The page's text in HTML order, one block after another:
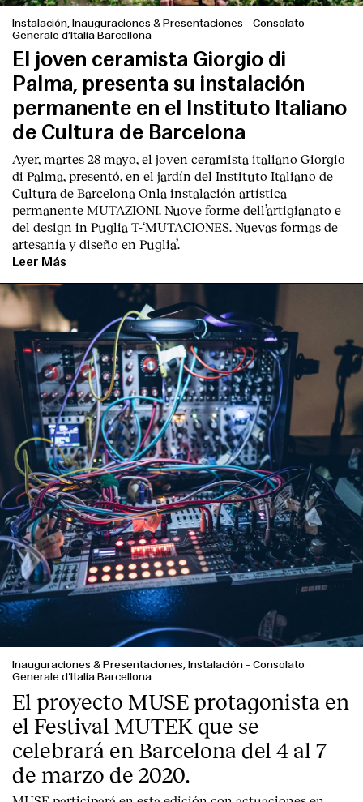
Instalación, Inauguraciones & Presentaciones - Consolato
Generale d’Italia Barcellona
El joven ceramista Giorgio di
Palma, presenta su instalación
permanente en el Instituto Italiano
de Cultura de Barcelona
Ayer, martes 28 mayo, el joven ceramista italiano Giorgio
di Palma, presentó, en el jardín del Instituto Italiano de
Cultura de Barcelona Onla instalación artística
permanente MUTAZIONI. Nuove forme dell’artigianato e
del design in Puglia T-‘MUTACIONES. Nuevas formas de
artesanía y diseño en Puglia’.
Leer Más
Inauguraciones & Presentaciones, Instalación - Consolato
Generale d’Italia Barcellona
El proyecto MUSE protagonista en
el Festival MUTEK que se
celebrará en Barcelona del 4 al 7
de marzo de 2020.